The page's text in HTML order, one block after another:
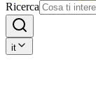
Ricerca
it